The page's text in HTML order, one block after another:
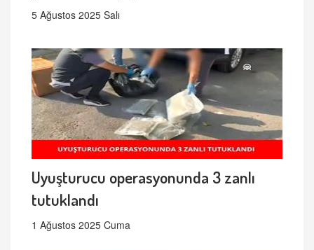
5 Ağustos 2025 Salı
Uyuşturucu operasyonunda 3 zanlı
tutuklandı
1 Ağustos 2025 Cuma